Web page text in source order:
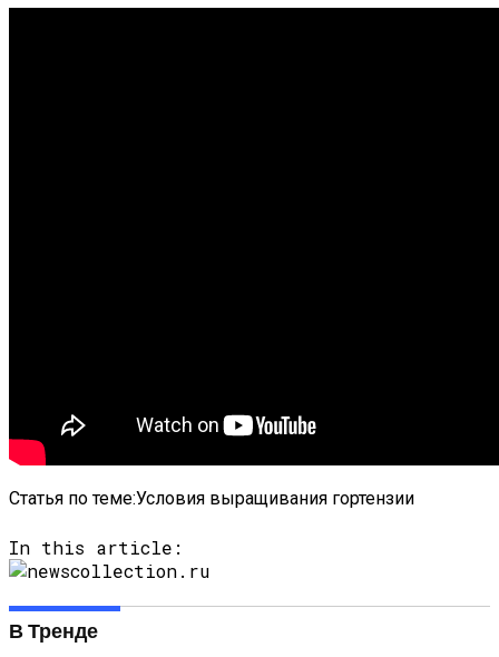
Статья по теме:Условия выращивания гортензии
In this article:
В Тренде